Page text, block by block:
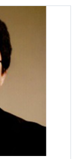
형태의 임프린트
했다. 이번 연구는
을 받아 수행됐다.
쏘그라피 공정
필요하고 특히
는 단점이 있다.
기존보다 1천 배
의 나노 구조체를
장용 붓으로
그리듯 기판에 한
용해 지름이 약 2
히 정렬시켰다.
노출돼 건조되며 이
이 작용한다. 이
향하던 DNA의
그재그 패턴이
에서 추출한
까지는
은 변하지 않아